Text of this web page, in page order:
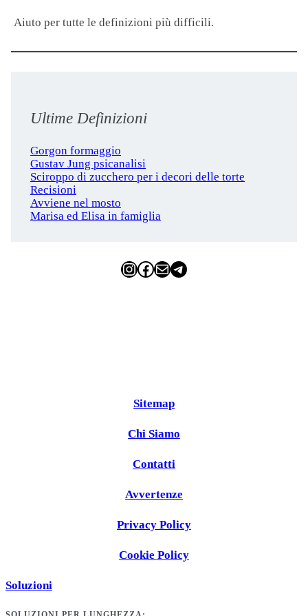
Aiuto per tutte le definizioni più difficili.
Ultime Definizioni
Gorgon formaggio
Gustav Jung psicanalisi
Sciroppo di zucchero per i decori delle torte
Recisioni
Avviene nel mosto
Marisa ed Elisa in famiglia
InstagramFacebook Email Telegram
Sitemap
Chi Siamo
Contatti
Avvertenze
Privacy Policy
Cookie Policy
Soluzioni